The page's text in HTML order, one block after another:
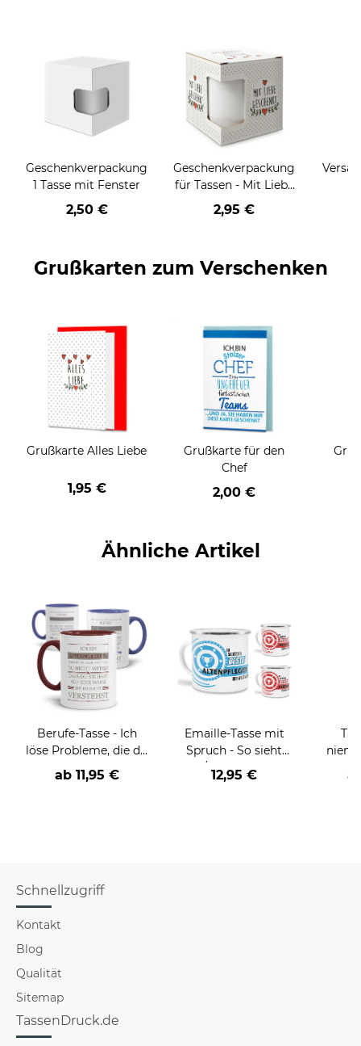
Geschenkverpackung
1 Tasse mit Fenster
2,50 €
Geschenkverpackung
für Tassen - Mit Liebe
geschenkt
2,95 €
Grußkarten zum Verschenken
Grußkarte Alles Liebe
1,95 €
Grußkarte für den
Chef
2,00 €
Ähnliche Artikel
Berufe-Tasse - Ich
löse Probleme, die du
nicht verstehst -
verschiedene Berufe
ab 11,95 €
Emaille-Tasse mit
Spruch - So sieht
der/die beste - Ihr
Beruf - aus
12,95 €
Schnellzugriff
Kontakt
Blog
Qualität
Sitemap
TassenDruck.de